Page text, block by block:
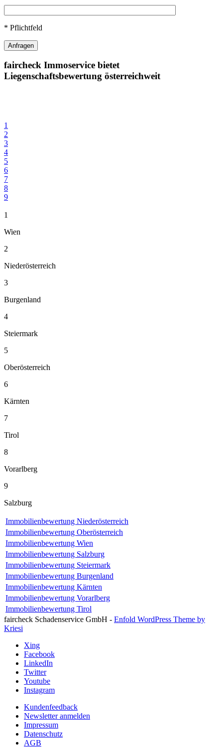
* Pflichtfeld
faircheck Immoservice bietet
Liegenschaftsbewertung österreichweit
1
2
3
4
5
6
7
8
9
1
Wien
2
Niederösterreich
3
Burgenland
4
Steiermark
5
Oberösterreich
6
Kärnten
7
Tirol
8
Vorarlberg
9
Salzburg
Immobilienbewertung Niederösterreich
Immobilienbewertung Oberösterreich
Immobilienbewertung Wien
Immobilienbewertung Salzburg
Immobilienbewertung Steiermark
Immobilienbewertung Burgenland
Immobilienbewertung Kärnten
Immobilienbewertung Vorarlberg
Immobilienbewertung Tirol
faircheck Schadenservice GmbH - Enfold WordPress Theme by
Kriesi
Xing
Facebook
LinkedIn
Twitter
Youtube
Instagram
Kundenfeedback
Newsletter anmelden
Impressum
Datenschutz
AGB